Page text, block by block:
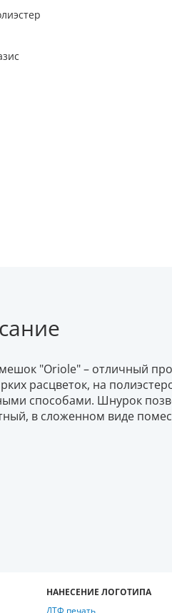
"Oriole" – отличный
расцветок, на
способами. Шнурок
в сложенном виде
НАНЕСЕНИЕ ЛОГОТИПА
ДТФ печать